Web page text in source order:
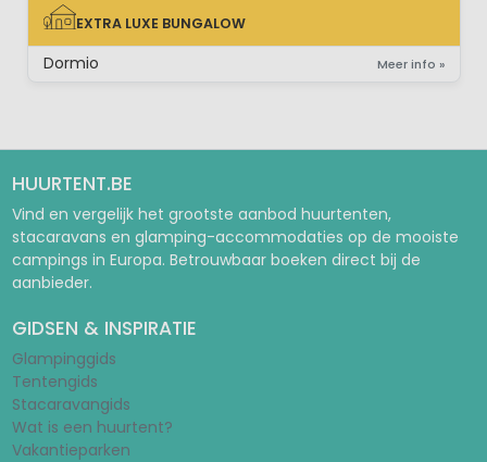
EXTRA LUXE BUNGALOW
EXTRA LUXE BUNGALOW
Dormio Meer info »
HUURTENT.BE
Vind en vergelijk het grootste aanbod huurtenten,
stacaravans en glamping-accommodaties op de mooiste
campings in Europa. Betrouwbaar boeken direct bij de
aanbieder.
GIDSEN & INSPIRATIE
Glampinggids
Tentengids
Stacaravangids
Wat is een huurtent?
Vakantieparken